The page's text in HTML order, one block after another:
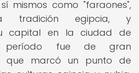
mismos como "faraones",
tradición egipcia, y
capital en la ciudad de
período fue de gran
que marcó un punto de